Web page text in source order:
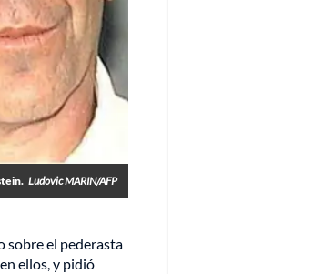
Ludovic MARIN/AFP
sobre el pederasta
ellos, y pidió